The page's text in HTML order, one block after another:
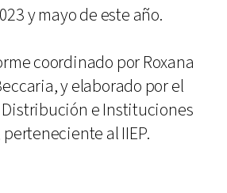
y mayo de este año.
coordinado por Roxana
y elaborado por el
Distribución e Instituciones
perteneciente al IIEP.